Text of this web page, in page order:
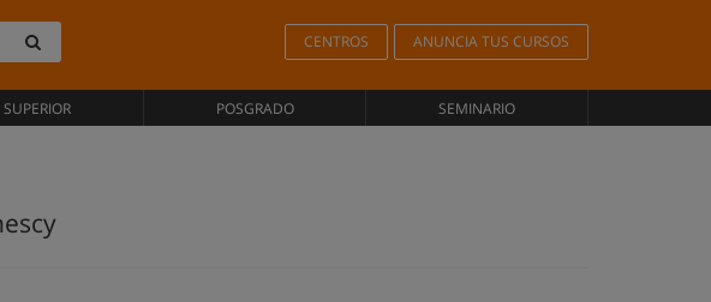
CENTROS ANUNCIA TUS CURSOS
POSGRADO SEMINARIO